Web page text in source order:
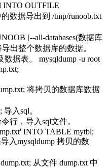
INTO OUTFILE
数据导出到 /tmp/runoob.txt
[--all-databases(数据库
导出整个数据库的数据。
据表。 mysqldump -u root
将拷贝的数据库数据
导入sql。
令行，导入sql文件。
INTO TABLE mytbl;
入mysqldump 拷贝的数
从文件 dump.txt 中